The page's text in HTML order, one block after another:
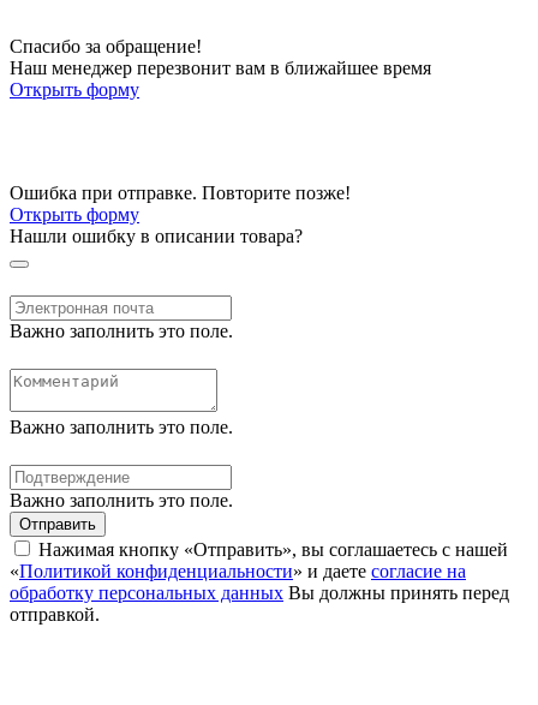
Спасибо за обращение!
Наш менеджер перезвонит вам в ближайшее время
Открыть форму
Ошибка при отправке. Повторите позже!
Открыть форму
Нашли ошибку в описании товара?
Важно заполнить это поле.
Важно заполнить это поле.
Важно заполнить это поле.
Отправить
Нажимая кнопку «Отправить», вы соглашаетесь с нашей
«Политикой конфиденциальности» и даете согласие на
обработку персональных данных Вы должны принять перед
отправкой.